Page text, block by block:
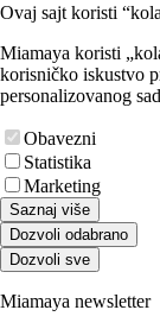
Ovaj sajt koristi
Miamaya koristi
korisničko iskustvo
personalizovanog
Obavezni
Statistika
Marketing
Saznaj više
Dozvoli odabrano
Dozvoli sve
Miamaya newsletter